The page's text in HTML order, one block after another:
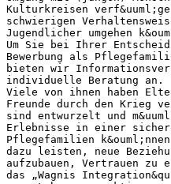
Kulturkreisen
schwierigen
Jugendlicher umgehen
Um Sie bei Ihrer
Bewerbung als
bieten wir
individuelle Beratung an.
Viele von ihnen haben
Freunde durch den Krieg
sind entwurzelt und
Erlebnisse in einer
Pflegefamilien
dazu leisten, neue
aufzubauen, Vertrauen zu
das „Wagnis